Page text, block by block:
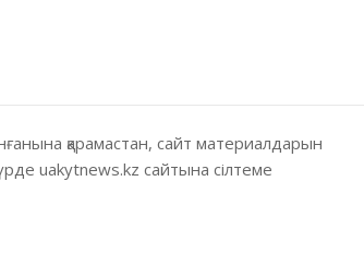
қарамастан, сайт материалдарын
uakytnews.kz сайтына сілтеме